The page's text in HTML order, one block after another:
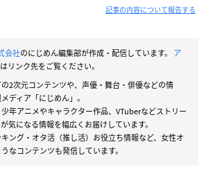
記事の内容について報告する
会社のにじめん編集部が作成・配信しています。 ア
リンク先をご覧ください。
2次元コンテンツや、声優・舞台・俳優などの情
ディア「にじめん」。
年アニメやキャラクター作品、VTuberなどストリー
気になる情報を幅広くお届けしています。
ング・オタ活（推し活）お役立ち情報など、女性オ
なコンテンツも発信しています。